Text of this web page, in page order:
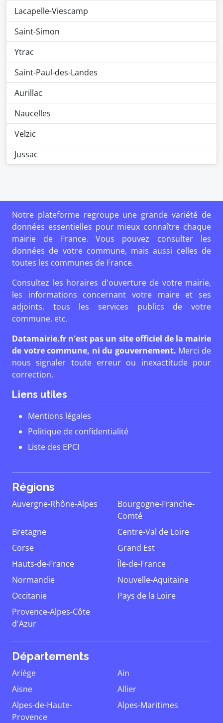
Lacapelle-Viescamp
Saint-Simon
Ytrac
Saint-Paul-des-Landes
Aurillac
Naucelles
Velzic
Jussac
Notre plateforme regroupe une grande variété de
données essentielles pour mieux connaître chaque
mairie de France. Vous pouvez consulter les
données de votre commune, mais aussi celles de
toutes les communes de France.
Consultez les horaires d'ouverture de votre mairie,
les informations concernant votre maire et ses
adjoints, tous les services publics de votre
commune, etc.
Datamairie.fr n'est pas un site officiel de la mairie
de votre commune, ni du gouvernement. Merci de
nous signaler toute erreur ou inexactitude pour
correction.
Liens utiles
Mentions légales
Politique de confidentialité
Liste des EPCI
Régions
Auvergne-Rhône-Alpes
Bourgogne-Franche-
Comté
Bretagne
Centre-Val de Loire
Corse
Grand Est
Hauts-de-France
Île-de-France
Normandie
Nouvelle-Aquitaine
Occitanie
Pays de la Loire
Provence-Alpes-Côte
d'Azur
Départements
Ariège
Ain
Aisne
Allier
Alpes-de-Haute-
Provence
Alpes-Maritimes